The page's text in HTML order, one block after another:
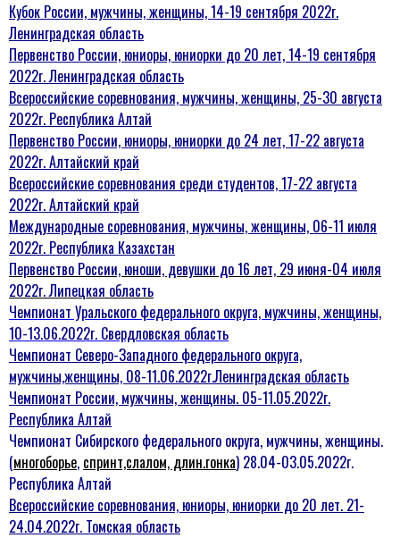
Кубок России, мужчины, женщины, 14-19 сентября 2022г.
Ленинградская область
Первенство России, юниоры, юниорки до 20 лет, 14-19 сентября
2022г. Ленинградская область
Всероссийские соревнования, мужчины, женщины, 25-30 августа
2022г. Республика Алтай
Первенство России, юниоры, юниорки до 24 лет, 17-22 августа
2022г. Алтайский край
Всероссийские соревнования среди студентов, 17-22 августа
2022г. Алтайский край
Международные соревнования, мужчины, женщины, 06-11 июля
2022г. Республика Казахстан
Первенство России, юноши, девушки до 16 лет, 29 июня-04 июля
2022г. Липецкая область
Чемпионат Уральского федерального округа, мужчины, женщины,
10-13.06.2022г. Свердловская область
Чемпионат Северо-Западного федерального округа,
мужчины,женщины, 08-11.06.2022г.Ленинградская область
Чемпионат России, мужчины, женщины. 05-11.05.2022г.
Республика Алтай
Чемпионат Сибирского федерального округа, мужчины, женщины.
(многоборье, спринт,слалом, длин.гонка) 28.04-03.05.2022г.
Республика Алтай
Всероссийские соревнования, юниоры, юниорки до 20 лет. 21-
24.04.2022г. Томская область